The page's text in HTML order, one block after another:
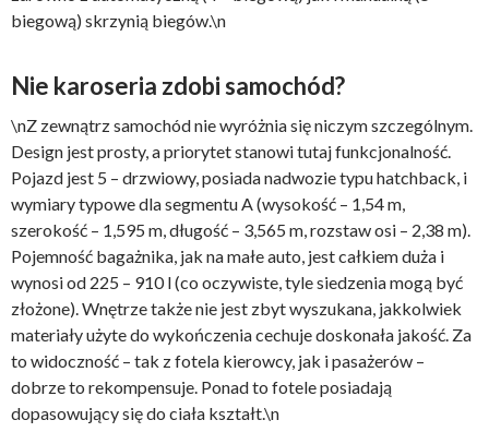
biegową) skrzynią biegów.\n
Nie karoseria zdobi samochód?
\nZ zewnątrz samochód nie wyróżnia się niczym szczególnym.
Design jest prosty, a priorytet stanowi tutaj funkcjonalność.
Pojazd jest 5 – drzwiowy, posiada nadwozie typu hatchback, i
wymiary typowe dla segmentu A (wysokość – 1,54 m,
szerokość – 1,595 m, długość – 3,565 m, rozstaw osi – 2,38 m).
Pojemność bagażnika, jak na małe auto, jest całkiem duża i
wynosi od 225 – 910 l (co oczywiste, tyle siedzenia mogą być
złożone). Wnętrze także nie jest zbyt wyszukana, jakkolwiek
materiały użyte do wykończenia cechuje doskonała jakość. Za
to widoczność – tak z fotela kierowcy, jak i pasażerów –
dobrze to rekompensuje. Ponad to fotele posiadają
dopasowujący się do ciała kształt.\n